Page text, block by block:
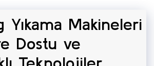
Yıkama Makineleri
Dostu ve